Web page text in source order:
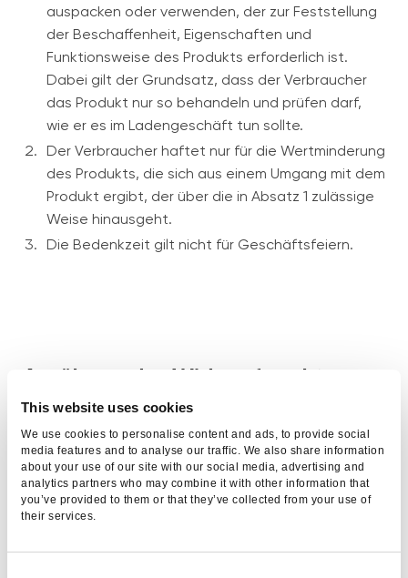
This website uses cookies
We use cookies to personalise content and ads, to provide social
media features and to analyse our traffic. We also share information
about your use of our site with our social media, advertising and
analytics partners who may combine it with other information that
you’ve provided to them or that they’ve collected from your use of
their services.
auspacken oder verwenden, der zur Feststellung
der Beschaffenheit, Eigenschaften und
Funktionsweise des Produkts erforderlich ist.
Dabei gilt der Grundsatz, dass der Verbraucher
das Produkt nur so behandeln und prüfen darf,
wie er es im Ladengeschäft tun sollte.
Der Verbraucher haftet nur für die Wertminderung
des Produkts, die sich aus einem Umgang mit dem
Produkt ergibt, der über die in Absatz 1 zulässige
Weise hinausgeht.
Die Bedenkzeit gilt nicht für Geschäftsfeiern.
Ausübung des Widerrufsrechts
durch den Verbraucher und die
damit verbundenen Kosten
Macht der Verbraucher von seinem
Widerrufsrecht Gebrauch, muss er dies Cerebra
innerhalb der Widerrufsfrist mittels des Muster-